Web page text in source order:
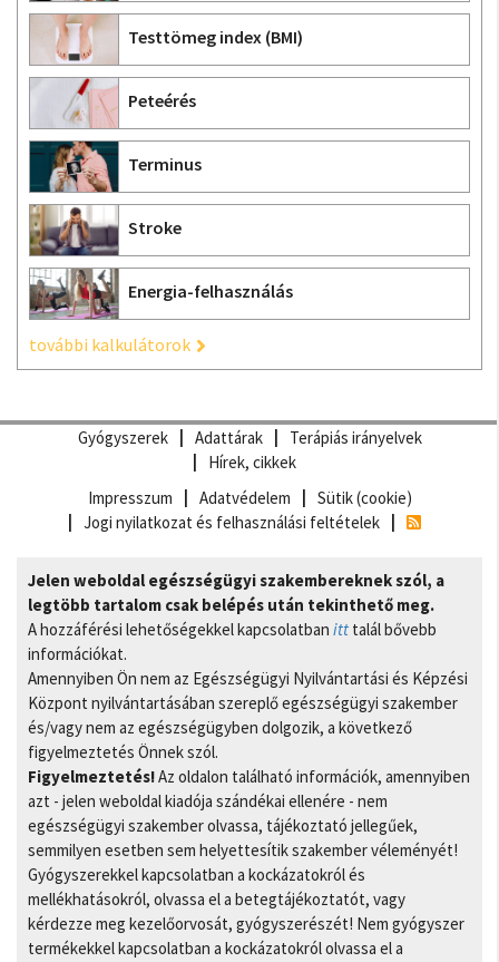
Testtömeg index (BMI)
Peteérés
Terminus
Stroke
Energia-felhasználás
további kalkulátorok
Gyógyszerek Adattárak
Terápiás irányelvek
Hírek, cikkek
Impresszum
Adatvédelem
Sütik (cookie)
Jogi nyilatkozat és felhasználási feltételek
Jelen weboldal egészségügyi szakembereknek szól, a
legtöbb tartalom csak belépés után tekinthető meg.
A hozzáférési lehetőségekkel kapcsolatban itt talál bővebb
információkat.
Amennyiben Ön nem az Egészségügyi Nyilvántartási és Képzési
Központ nyilvántartásában szereplő egészségügyi szakember
és/vagy nem az egészségügyben dolgozik, a következő
figyelmeztetés Önnek szól.
Figyelmeztetés!Az oldalon található információk, amennyiben
azt - jelen weboldal kiadója szándékai ellenére - nem
egészségügyi szakember olvassa, tájékoztató jellegűek,
semmilyen esetben sem helyettesítik szakember véleményét!
Gyógyszerekkel kapcsolatban a kockázatokról és
mellékhatásokról, olvassa el a betegtájékoztatót, vagy
kérdezze meg kezelőorvosát, gyógyszerészét! Nem gyógyszer
termékekkel kapcsolatban a kockázatokról olvassa el a